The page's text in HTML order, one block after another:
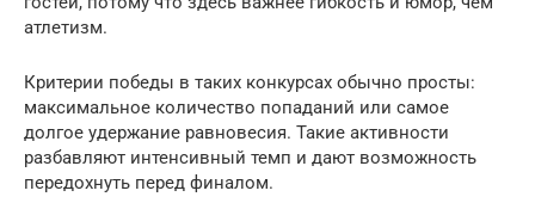
атлетизм.
Критерии победы в таких конкурсах обычно просты:
максимальное количество попаданий или самое
долгое удержание равновесия. Такие активности
разбавляют интенсивный темп и дают возможность
передохнуть перед финалом.